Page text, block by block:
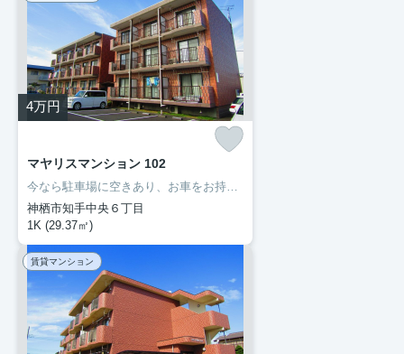
4万円
マヤリスマンション 102
今なら駐車場に空きあり、お車をお持ちの方に。モニターで来訪者を確認し、インターホンを通じて室内から会話することができます。ネットの回線を繋げているのでパソコンが使える生活。多くの方にご好評をいただいている、清潔感のある賃貸物件です。神栖市エリアで賃貸情報をお探しになるなら、ぜひ当社にお任せ下さい。快適な暮らしができるよう、しっかりとサポート致しますのでお気軽にご連絡下さい。
神栖市知手中央６丁目
1K (29.37㎡)
賃貸マンション